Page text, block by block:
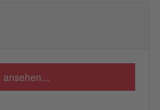
ansehen...